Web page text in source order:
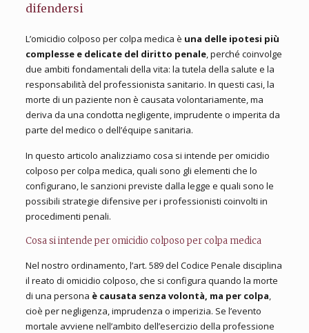
difendersi
L’omicidio colposo per colpa medica è una delle ipotesi più
complesse e delicate del diritto penale, perché coinvolge
due ambiti fondamentali della vita: la tutela della salute e la
responsabilità del professionista sanitario. In questi casi, la
morte di un paziente non è causata volontariamente, ma
deriva da una condotta negligente, imprudente o imperita da
parte del medico o dell’équipe sanitaria.
In questo articolo analizziamo cosa si intende per omicidio
colposo per colpa medica, quali sono gli elementi che lo
configurano, le sanzioni previste dalla legge e quali sono le
possibili strategie difensive per i professionisti coinvolti in
procedimenti penali.
Cosa si intende per omicidio colposo per colpa medica
Nel nostro ordinamento, l’art. 589 del Codice Penale disciplina
il reato di omicidio colposo, che si configura quando la morte
di una persona è causata senza volontà, ma per colpa,
cioè per negligenza, imprudenza o imperizia. Se l’evento
mortale avviene nell’ambito dell’esercizio della professione